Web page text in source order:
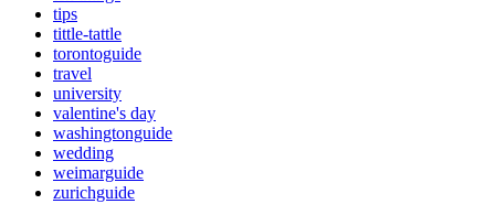
tips
tittle-tattle
torontoguide
travel
university
valentine's day
washingtonguide
wedding
weimarguide
zurichguide